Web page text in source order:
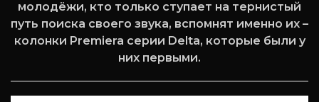
молодёжи, кто только ступает на тернистый
путь поиска своего звука, вспомнят именно их –
колонки Premiera серии Delta, которые были у
них первыми.